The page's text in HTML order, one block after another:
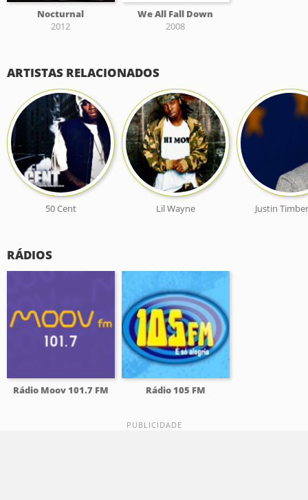
Nocturnal
2012
We All Fall Down
2008
ARTISTAS RELACIONADOS
50 Cent Lil Wayne Justin
RÁDIOS
Rádio Moov 101.7 FM Rádio 105 FM